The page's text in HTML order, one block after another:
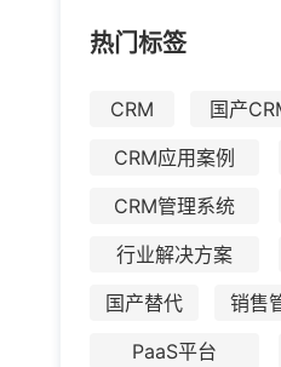
热门标签
CRM 国产
CRM应用案例
CRM管理系统
行业解决方案
国产替代
销售
PaaS平台